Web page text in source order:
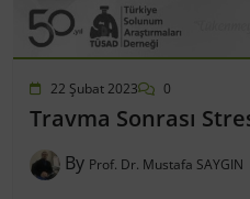
22 Şubat 2023 0
Travma Sonrası
By Prof. Dr. Mustafa SAYGIN